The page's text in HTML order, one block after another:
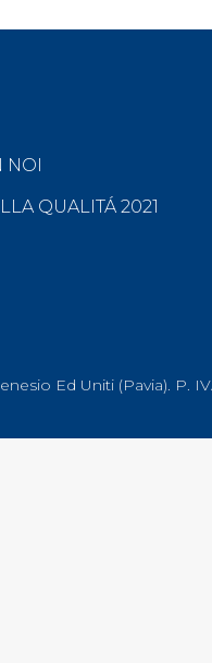
NOI
QUALITÁ 2021
Ed Uniti (Pavia). P.